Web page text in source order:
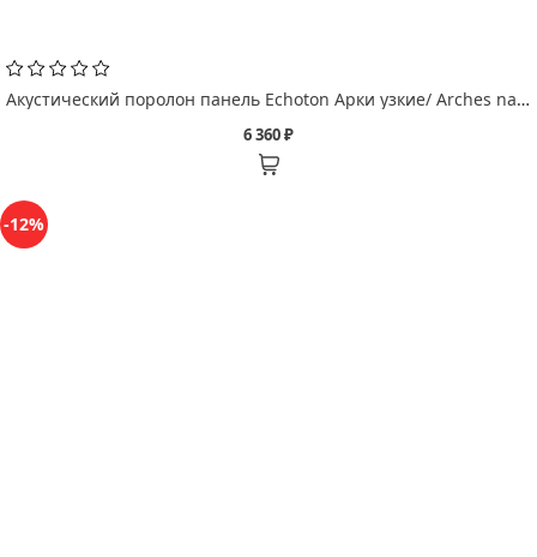
Акустический поролон панель Echoton Арки узкие/ Arches narrow
6 360 ₽
-12%